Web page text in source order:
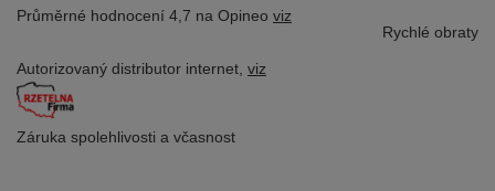
Průměrné hodnocení 4,7 na Opineo viz
Rychlé obraty
Autorizovaný distributor internet, viz
Záruka spolehlivosti a včasnost